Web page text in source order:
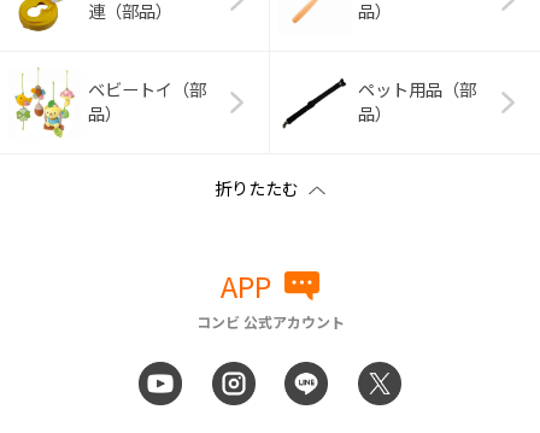
連（部品）
品）
ベビートイ（部
品）
ペット用品（部
品）
APP
コンビ 公式アカウント